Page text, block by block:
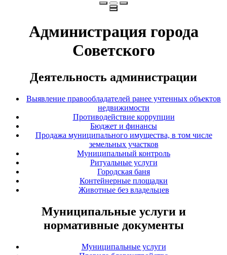
Администрация города
Советского
Деятельность администрации
Выявление правообладателей ранее учтенных объектов
недвижимости
Противодействие коррупции
Бюджет и финансы
Продажа муниципального имущества, в том числе
земельных участков
Муниципальный контроль
Ритуальные услуги
Городская баня
Контейнерные площадки
Животные без владельцев
Муниципальные услуги и
нормативные документы
Муниципальные услуги